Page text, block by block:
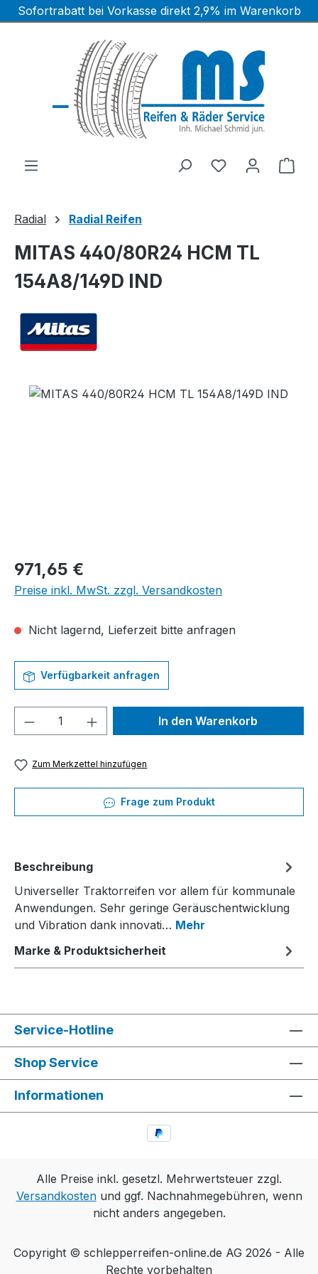
Zum Hauptinhalt springen
Sofortrabatt bei Vorkasse direkt 2,9% im Warenkorb
Radial Radial Reifen
MITAS 440/80R24 HCM TL
154A8/149D IND
Bildergalerie überspringen
Regulärer Preis:
971,65 €
Preise inkl. MwSt. zzgl. Versandkosten
Nicht lagernd, Lieferzeit bitte anfragen
Verfügbarkeit anfragen
Produkt Anzahl: Gib denIn den Warenkorb
Zum Merkzettel hinzufügen
Frage zum Produkt
Beschreibung
Universeller Traktorreifen vor allem für kommunale
Anwendungen. Sehr geringe Geräuschentwicklung
und Vibration dank innovati… Mehr
Marke & Produktsicherheit
Service-Hotline
Shop Service
Informationen
Alle Preise inkl. gesetzl. Mehrwertsteuer zzgl.
Versandkostenund ggf. Nachnahmegebühren, wenn
nicht anders angegeben.
Copyright © schlepperreifen-online.de AG 2026 - Alle
Rechte vorbehalten